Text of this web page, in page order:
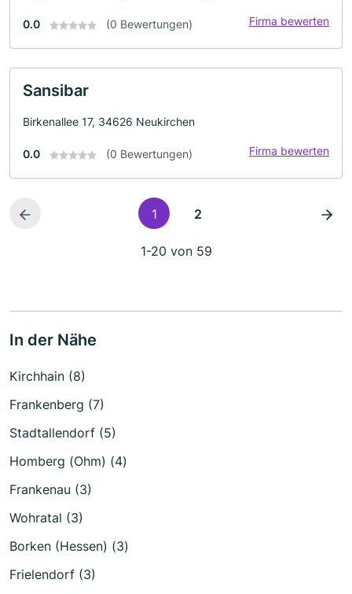
0.0 (0 Bewertungen) Firma bewerten
Sansibar
Birkenallee 17, 34626 Neukirchen
0.0 (0 Bewertungen) Firma bewerten
1 2
1-20 von 59
In der Nähe
Kirchhain (8)
Frankenberg (7)
Stadtallendorf (5)
Homberg (Ohm) (4)
Frankenau (3)
Wohratal (3)
Borken (Hessen) (3)
Frielendorf (3)